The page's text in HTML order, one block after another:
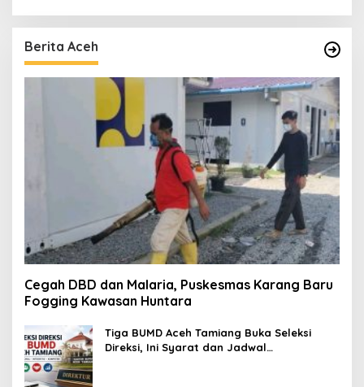
Berita Aceh
Cegah DBD dan Malaria, Puskesmas Karang Baru
Fogging Kawasan Huntara
Tiga BUMD Aceh Tamiang Buka Seleksi
Direksi, Ini Syarat dan Jadwal